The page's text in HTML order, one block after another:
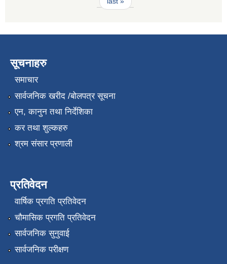
सूचनाहरु
समाचार
सार्वजनिक खरीद /बोलपत्र सूचना
एन, कानुन तथा निर्देशिका
कर तथा शुल्कहरु
श्रम संसार प्रणाली
प्रतिवेदन
वार्षिक प्रगति प्रतिवेदन
चौमासिक प्रगति प्रतिवेदन
सार्वजनिक सुनुवाई
सार्वजनिक परीक्षण